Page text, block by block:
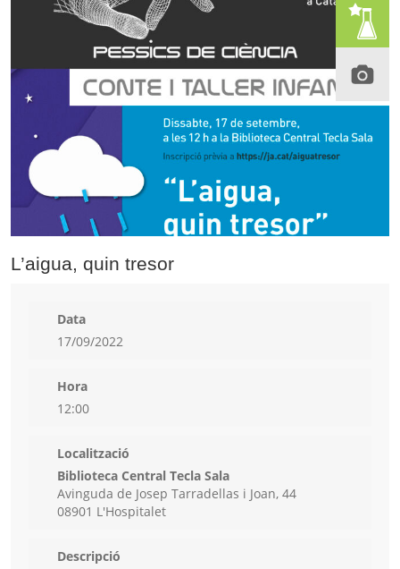
L’aigua, quin tresor
Data
17/09/2022
Hora
12:00
Localització
Biblioteca Central Tecla Sala
Avinguda de Josep Tarradellas i Joan, 44
08901 L'Hospitalet
Descripció